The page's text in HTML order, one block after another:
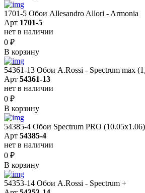
1701-5 Обои Allesandro Allori - Armonia
Арт 1701-5
нет в наличии
0 ₽
В корзину
54361-13 Обои A.Rossi - Spectrum max
Арт 54361-13
нет в наличии
0 ₽
В корзину
54385-4 Обои Spectrum PRO (10.05х1.06)
Арт 54385-4
нет в наличии
0 ₽
В корзину
54353-14 Обои A.Rossi - Spectrum +